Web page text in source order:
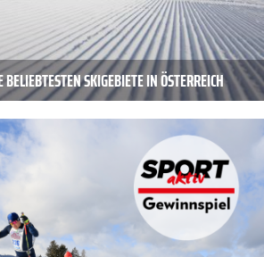
SKIGEBIETE IN ÖSTERREICH